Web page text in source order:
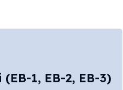
1, EB-2, EB-3)